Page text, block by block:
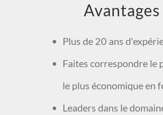
Plus de 20 ans
Faites correspondre le
le plus économique en
Leaders dans le